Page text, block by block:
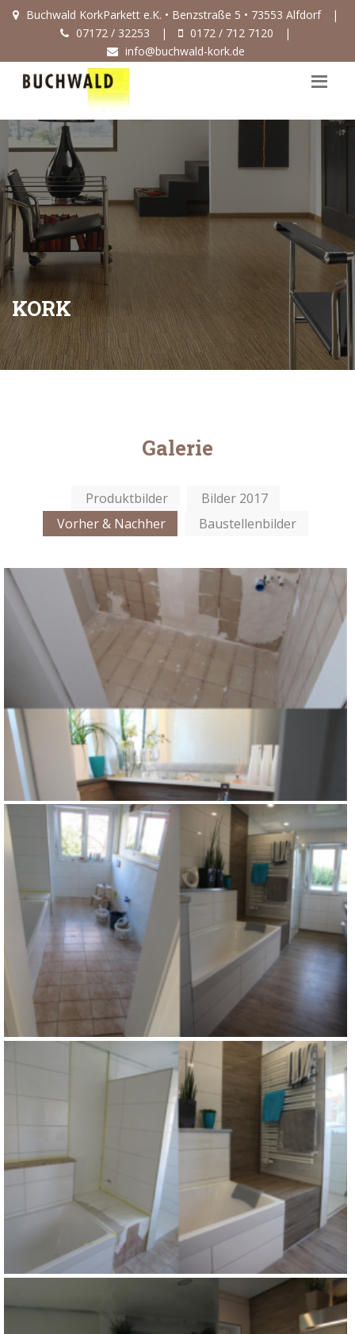
Buchwald KorkParkett e.K. • Benzstraße 5 • 73553 Alfdorf
|
07172 / 32253
| 0172 / 712 7120
|
info@buchwald-kork.de
KORK
Galerie
Produktbilder
Bilder 2017
Vorher & Nachher
Baustellenbilder